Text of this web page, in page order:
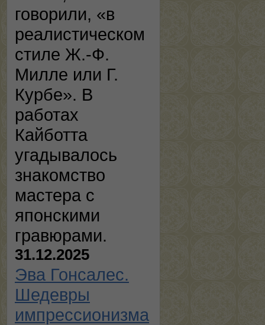
говорили, «в
реалистическом
стиле Ж.-Ф.
Милле или Г.
Курбе». В
работах
Кайботта
угадывалось
знакомство
мастера с
японскими
гравюрами.
31.12.2025
Эва Гонсалес.
Шедевры
импрессионизма